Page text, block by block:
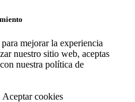
mejorar la experiencia
nuestro sitio web, aceptas
nuestra política de
Aceptar cookies